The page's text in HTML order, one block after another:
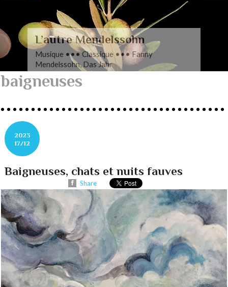
L’autre Mendelssohn
Musique ••• Classique ••• Fanny
Mendelssohn, Das Jahr
baigneuses
2023
17/12
Baigneuses, chats et nuits fauves
Share